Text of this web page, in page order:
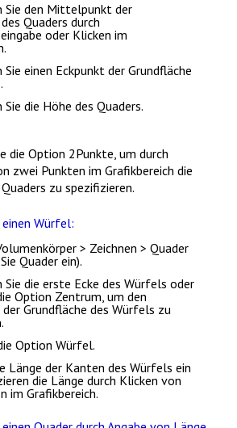
Sie den Mittelpunkt der
Quaders durch
oder Klicken im
Sie einen Eckpunkt der Grundfläche
die Höhe des Quaders.
die Option 2Punkte, um durch
zwei Punkten im Grafikbereich die
zu spezifizieren.
einen Würfel:
> Zeichnen > Quader
Quader ein).
Sie die erste Ecke des Würfels oder
Option Zentrum, um den
Grundfläche des Würfels zu
OptionWürfel.
Länge der Kanten des Würfels ein
die Länge durch Klicken von
im Grafikbereich.